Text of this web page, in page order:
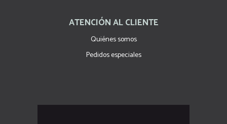
ATENCIÓN AL CLIENTE
Quiénes somos
Pedidos especiales